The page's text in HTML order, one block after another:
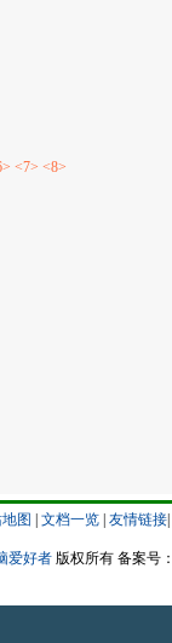
<7> <8>
图 文档一览| 友情链接|
爱好者版权所有 备案号：